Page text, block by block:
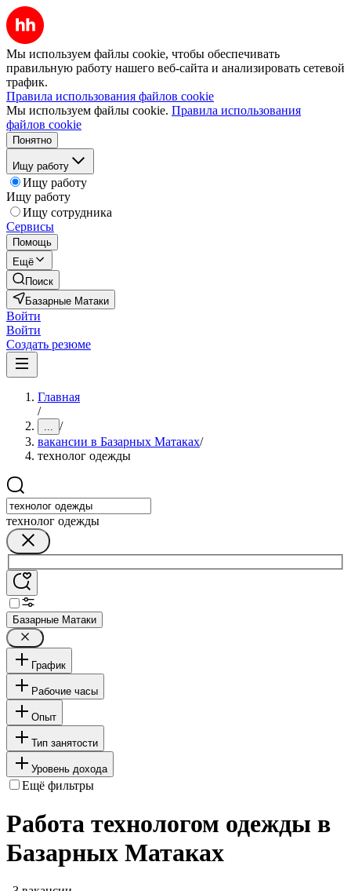
Мы используем файлы cookie, чтобы обеспечивать
правильную работу нашего веб-сайта и анализировать сетевой
трафик.
Правила использования файлов cookie
Мы используем файлы cookie. Правила использования
файлов cookie
Понятно
Ищу работу
Ищу работу
Ищу работу
Ищу сотрудника
Сервисы
Помощь
Ещё
Поиск
Базарные Матаки
Войти
Войти
Создать резюме
Главная
/
... /
вакансии в Базарных Матаках/
технолог одежды
технолог одежды
Базарные Матаки
График
Рабочие часы
Опыт
Тип занятости
Уровень дохода
Ещё фильтры
Работа технологом одежды в
Базарных Матаках